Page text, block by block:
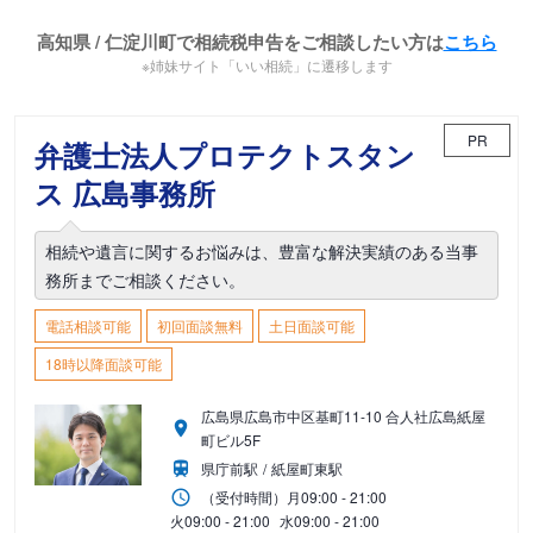
高知県 / 仁淀川町で相続税申告をご相談したい方はこちら
※姉妹サイト「いい相続」に遷移します
弁護士法人プロテクトスタン
ス 広島事務所
PR
相続や遺言に関するお悩みは、豊富な解決実績のある当事
務所までご相談ください。
電話相談可能 初回面談無料
土日面談可能
18時以降面談可能
広島県広島市中区基町11-10 合人社広島紙屋
町ビル5F
県庁前駅
紙屋町東駅
（受付時間） 月09:00 - 21:00
火09:00 - 21:00 水09:00 - 21:00